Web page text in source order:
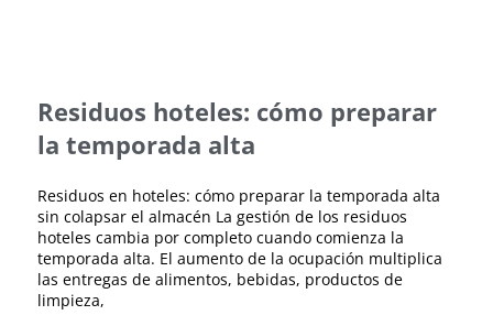
Residuos hoteles: cómo preparar
la temporada alta
Residuos en hoteles: cómo preparar la temporada alta
sin colapsar el almacén La gestión de los residuos
hoteles cambia por completo cuando comienza la
temporada alta. El aumento de la ocupación multiplica
las entregas de alimentos, bebidas, productos de
limpieza,